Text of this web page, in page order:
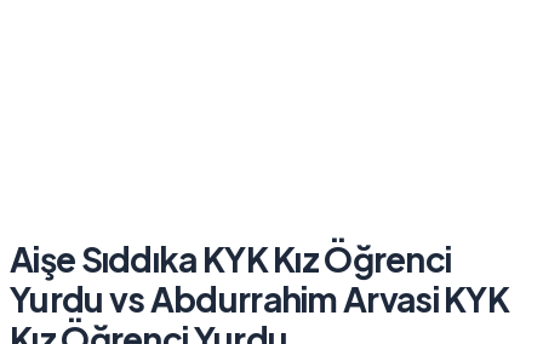
Aişe Sıddıka KYK Kız Öğrenci
YurduvsAbdurrahim Arvasi KYK